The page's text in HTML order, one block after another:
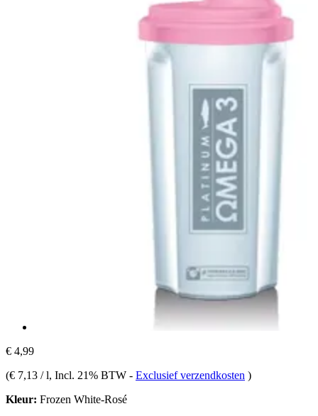
€ 4,99
(€ 7,13 / l, Incl. 21% BTW - Exclusief verzendkosten )
Kleur: Frozen White-Rosé